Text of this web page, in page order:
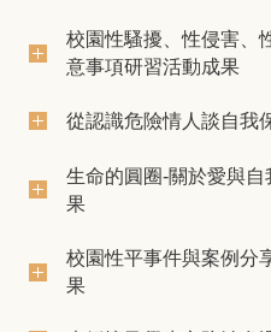
校園性騷擾、性侵害、
意事項研習活動成果
從認識危險情人談自我
生命的圓圈-關於愛與
果
校園性平事件與案例分
果